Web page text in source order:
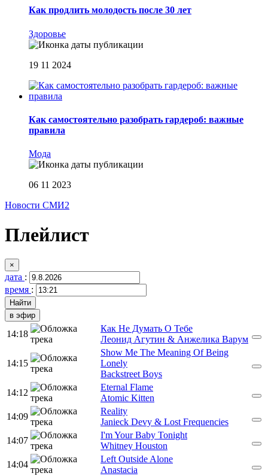
Как продлить молодость после 30 лет
Здоровье
19 11 2024
Как самостоятельно разобрать гардероб: важные
правила
Мода
06 11 2023
Новости СМИ2
Плейлист
×
дата :
время :
в эфир
14:18
Как Не Думать О Тебе
Леонид Агутин & Анжелика Варум
14:15
Show Me The Meaning Of Being
Lonely
Backstreet Boys
14:12
Eternal Flame
Atomic Kitten
14:09
Reality
Janieck Devy & Lost Frequencies
14:07
I'm Your Baby Tonight
Whitney Houston
14:04
Left Outside Alone
Anastacia